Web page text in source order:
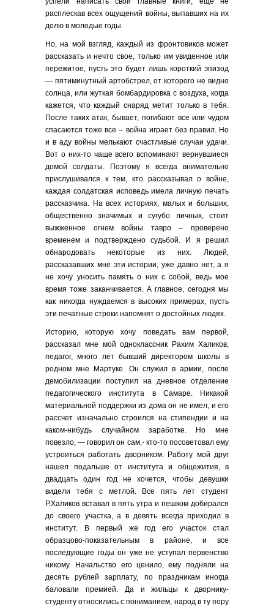
расплескав всех ощущений войны, выпавших на их
долю в молодые годы.
Но, на мой взгляд, каждый из фронтовиков может
рассказать и нечто свое, только им увиденное или
пережитое, пусть это будет лишь короткий эпизод
— пятиминутный артобстрел, от которого не видно
солнца, или жуткая бомбардировка с воздуха, когда
кажется, что каждый снаряд метит только в тебя.
После таких атак, бывает, погибают все или чудом
спасаются тоже все – война играет без правил. Но
и в аду войны мелькают счастливые случаи удачи.
Вот о них-то чаще всего вспоминают вернувшиеся
домой солдаты. Поэтому я всегда внимательно
прислушивался к тем, кто рассказывал о войне,
каждая солдатская исповедь имела личную печать
рассказчика. На всех историях, малых и больших,
общественно значимых и сугубо личных, стоит
выжженное огнем войны тавро – проверено
временем и подтверждено судьбой. И я решил
обнародовать некоторые из них. Людей,
рассказавших мне эти истории, уже давно нет, а я
не хочу уносить память о них с собой, ведь мое
время тоже заканчивается. А главное, сегодня мы
как никогда нуждаемся в высоких примерах, пусть
эти печатные строки напомнят о достойных людях.
Историю, которую хочу поведать вам первой,
рассказал мне мой одноклассник Рахим Халиков,
педагог, много лет бывший директором школы в
родном мне Мартуке. Он служил в армии, после
демобилизации поступил на дневное отделение
педагогического института в Самаре. Никакой
материальной поддержки из дома он не имел, и его
рассчет изначально строился на стипендии и на
каком-нибудь случайном заработке. Но мне
повезло, — говорил он сам,- кто-то посоветовал ему
устроиться работать дворником. Работу мой друг
нашел подальше от института и общежития, в
двадцать один год не хочется, чтобы девушки
видели тебя с метлой. Все пять лет студент
Р.Халиков вставал в пять утра и пешком добирался
до своего участка, а в девять всегда приходил в
институт. В первый же год его участок стал
образцово-показательным в районе, и все
последующие годы он уже не уступал первенство
никому. Начальство его ценило, ему подняли на
десять рублей зарплату, по праздникам иногда
баловали премией. Да и жильцы к дворнику-
студенту относились с пониманием, народ в ту пору